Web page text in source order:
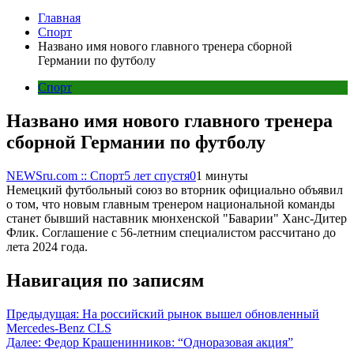
Главная
Спорт
Названо имя нового главного тренера сборной
Германии по футболу
Спорт
Названо имя нового главного тренера
сборной Германии по футболу
NEWSru.com :: Спорт5 лет спустя01 минуты
Немецкий футбольный союз во вторник официально объявил
о том, что новым главным тренером национальной команды
станет бывший наставник мюнхенской "Баварии" Ханс-Дитер
Флик. Соглашение с 56-летним специалистом рассчитано до
лета 2024 года.
Навигация по записям
Предыдущая: На российский рынок вышел обновленный
Mercedes-Benz CLS
Далее: Федор Крашенинников: “Одноразовая акция”